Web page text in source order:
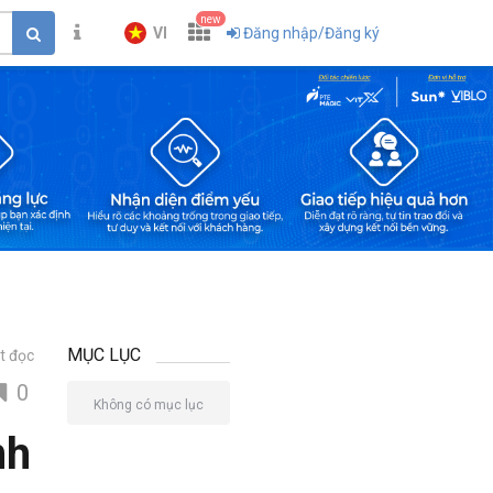
VI
new
Đăng nhập/Đăng ký
đọc
0
MỤC LỤC
Không có mục lục